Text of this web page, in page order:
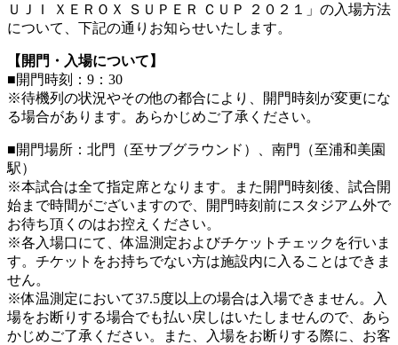
ＵＪＩ ＸＥＲＯＸ ＳＵＰＥＲ ＣＵＰ ２０２１」の入場方法
について、下記の通りお知らせいたします。
【開門・入場について】
■開門時刻：9：30
※待機列の状況やその他の都合により、開門時刻が変更にな
る場合があります。あらかじめご了承ください。
■開門場所：北門（至サブグラウンド）、南門（至浦和美園
駅）
※本試合は全て指定席となります。また開門時刻後、試合開
始まで時間がございますので、開門時刻前にスタジアム外で
お待ち頂くのはお控えください。
※各入場口にて、体温測定およびチケットチェックを行いま
す。チケットをお持ちでない方は施設内に入ることはできま
せん。
※体温測定において37.5度以上の場合は入場できません。入
場をお断りする場合でも払い戻しはいたしませんので、あら
かじめご了承ください。また、入場をお断りする際に、お客